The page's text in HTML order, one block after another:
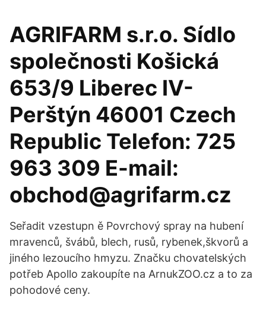
AGRIFARM s.r.o. Sídlo
společnosti Košická
653/9 Liberec IV-
Perštýn 46001 Czech
Republic Telefon: 725
963 309 E-mail:
obchod@agrifarm.cz
Seřadit vzestupn ě Povrchový spray na hubení
mravenců, švábů, blech, rusů, rybenek,škvorů a
jiného lezoucího hmyzu. Značku chovatelských
potřeb Apollo zakoupíte na ArnukZOO.cz a to za
pohodové ceny.